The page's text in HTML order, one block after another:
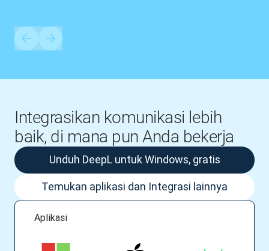
Integrasikan komunikasi lebih
baik, di mana pun Anda bekerja
Aplikasi
Unduh DeepL untuk Windows, gratis
Temukan aplikasi dan Integrasi lainnya